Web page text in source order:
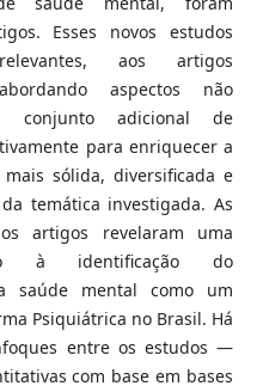
Esses novos estudos
aos artigos
aspectos não
conjunto adicional de
para enriquecer a
sólida, diversificada e
temática investigada. As
artigos revelaram uma
à identificação do
saúde mental como um
Psiquiátrica no Brasil. Há
entre os estudos —
com base em bases